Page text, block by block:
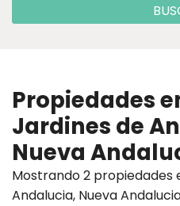
Propiedades
Jardines de
Nueva
Mostrando 2 propiedades
Andalucia, Nueva